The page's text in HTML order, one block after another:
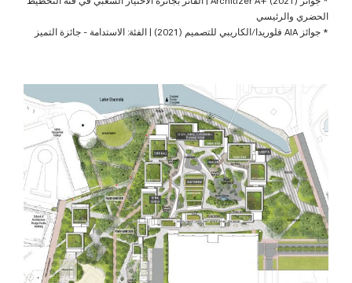
الحضري والرئيسي
* جوائز AIA فلوريدا/الكاريبي للتصميم (2021) | الفئة: الاستدامة - جائزة التميز